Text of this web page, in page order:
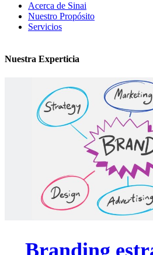
Acerca de Sinai
Nuestro Propósito
Servicios
Nuestra Experticia